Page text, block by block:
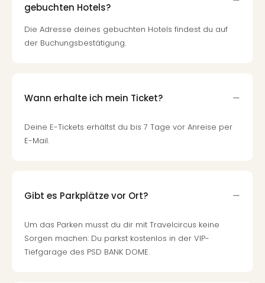
gebuchten Hotels?
Die Adresse deines gebuchten Hotels findest du auf
der Buchungsbestätigung.
Wann erhalte ich mein Ticket?
Deine E-Tickets erhältst du bis 7 Tage vor Anreise per
E-Mail.
Gibt es Parkplätze vor Ort?
Um das Parken musst du dir mit Travelcircus keine
Sorgen machen: Du parkst kostenlos in der VIP-
Tiefgarage des PSD BANK DOME.